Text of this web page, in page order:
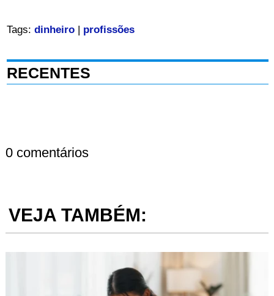
Tags: dinheiro| profissões
RECENTES
0 comentários
VEJA TAMBÉM: